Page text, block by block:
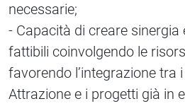
necessarie;
- Capacità di creare
fattibili coinvolgendo le
favorendo l’integrazione tra
Attrazione e i progetti già in